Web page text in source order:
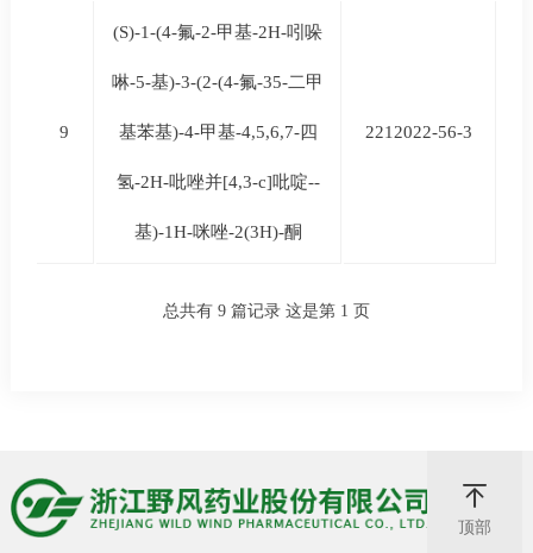
9
(S)-1-(4-氟-2-甲基-2H-吲哚
啉-5-基)-3-(2-(4-氟-35-二甲
基苯基)-4-甲基-4,5,6,7-四
氢-2H-吡唑并[4,3-c]吡啶--
基)-1H-咪唑-2(3H)-酮
2212022-56-3
总共有 9 篇记录 这是第 1 页
顶部